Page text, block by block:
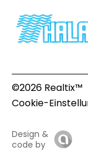
©2026 Realtix™
Cookie-
Design &
code by